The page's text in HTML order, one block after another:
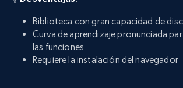
Biblioteca con gran capacidad de
Curva de aprendizaje pronunciada
las funciones
Requiere la instalación del navegador